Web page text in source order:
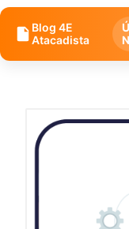
Blog 4E
Atacadista